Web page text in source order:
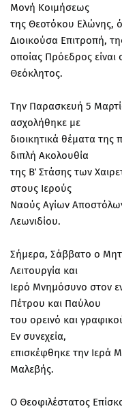
Μονή Κοιμήσεως
της Θεοτόκου Ελώνης,
Διοικούσα Επιτροπή,
οποίας Πρόεδρος είναι
Θεόκλητος.
Την Παρασκευή 5
ασχολήθηκε με
διοικητικά θέματα της
διπλή Ακολουθία
της Β΄ Στάσης των
στους Ιερούς
Ναούς Αγίων
Λεωνιδίου.
Σήμερα, Σάββατο ο
Λειτουργία και
Ιερό Μνημόσυνο στον
Πέτρου και Παύλου
του ορεινό και
Εν συνεχεία,
επισκέφθηκε την Ιερά
Μαλεβής.
Ο Θεοφιλέστατος